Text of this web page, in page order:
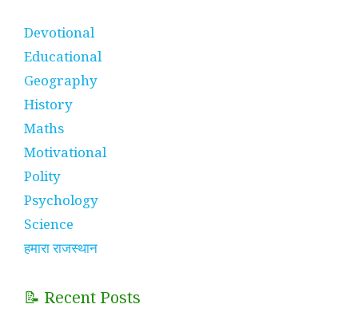
Devotional
Educational
Geography
History
Maths
Motivational
Polity
Psychology
Science
हमारा राजस्थान
📝 Recent Posts